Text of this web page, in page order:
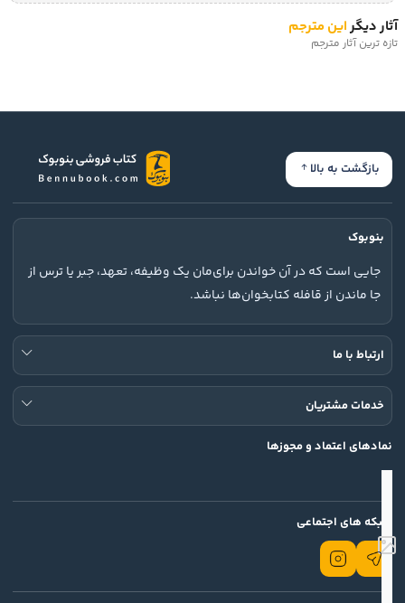
آثار دیگراین مترجم
تازه ترین آثار مترجم
بازگشت به بالا
بنوبوک
جایی است که در آن خواندن برای‌مان یک وظیفه، تعهد، جبر یا ترس از
جا ماندن از قافله کتابخوان‌ها نباشد.
ارتباط با ما
خدمات مشتریان
نمادهای اعتماد و مجوزها
شبکه های اجتماعی